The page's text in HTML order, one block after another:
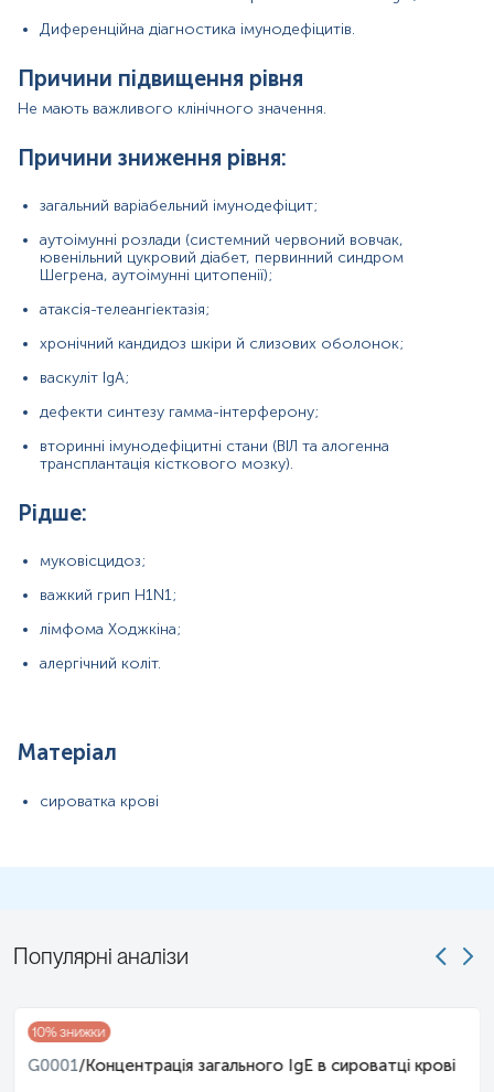
вторинні імунодефіцитні стани (ВІЛ та алогенна
трансплантація кісткового мозку).
лімфома Ходжкіна;
алергічний коліт.
Матеріал
сироватка крові
Одиниці вимірювання, референтні значення та діапазон
вимірювань можуть змінюватися у відповідності до зміни
тест-систем.
Диференційна діагностика імунодефіцитів.
Причини підвищення рівня
Не мають важливого клінічного значення.
Причини зниження рівня:
загальний варіабельний імунодефіцит;
аутоімунні розлади (системний червоний вовчак,
ювенільний цукровий діабет, первинний синдром
Шегрена, аутоімунні цитопенії);
атаксія-телеангіектазія;
хронічний кандидоз шкіри й слизових оболонок;
васкуліт IgA;
дефекти синтезу гамма-інтерферону;
вторинні імунодефіцитні стани (ВІЛ та алогенна
трансплантація кісткового мозку).
Рідше:
муковісцидоз;
важкий грип H1N1;
лімфома Ходжкіна;
алергічний коліт.
Матеріал
сироватка крові
Популярні аналізи
10% знижки
G0001/Концентрація загального IgE в сироватці крові